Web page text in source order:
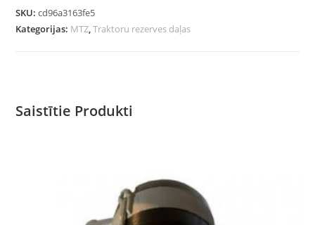
SKU:cd96a3163fe5
Kategorijas: MTZ,Traktoru rezerves daļas
Saistītie Produkti